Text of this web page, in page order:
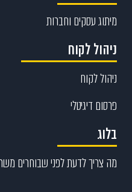
מיתוג עסקים וחברות
ניהול לקוח
ניהול לקוח
פרסום דיגיטלי
בלוג
מה צריך לדעת לפני שבוחרים